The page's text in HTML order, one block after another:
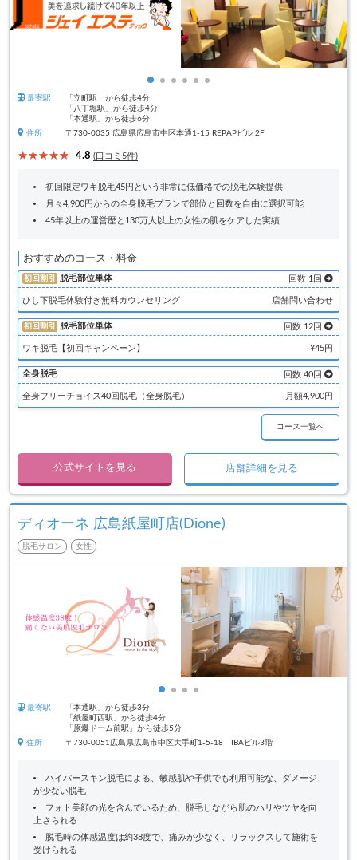
最寄駅
「立町駅」から徒歩4分
「八丁堀駅」から徒歩4分
「本通駅」から徒歩6分
住所
〒730-0035 広島県広島市中区本通1-15 REPAPビル 2F
4.8 (口コミ5件)
初回限定ワキ脱毛45円という非常に低価格での脱毛体験提供
月々4,900円からの全身脱毛プランで部位と回数を自由に選択可能
45年以上の運営歴と130万人以上の女性の肌をケアした実績
おすすめのコース・料金
初回割引 脱毛部位単体 回数 1回
ひじ下脱毛体験付き無料カウンセリング 店舗問い合わせ
初回割引 脱毛部位単体 回数 12回
ワキ脱毛【初回キャンペーン】 ¥45円
全身脱毛 回数 40回
全身フリーチョイス40回脱毛（全身脱毛） 月額4,900円
コース一覧へ
公式サイトを見る 店舗詳細を見る
ディオーネ 広島紙屋町店(Dione)
脱毛サロン 女性
最寄駅
「本通駅」から徒歩3分
「紙屋町西駅」から徒歩4分
「原爆ドーム前駅」から徒歩5分
住所
〒730-0051広島県広島市中区大手町1-5-18 IBAビル3階
ハイパースキン脱毛による、敏感肌や子供でも利用可能な、ダメージ
が少ない脱毛
フォト美顔の光を含んでいるため、脱毛しながら肌のハリやツヤを向
上さられる
脱毛時の体感温度は約38度で、痛みが少なく、リラックスして施術を
受けられる